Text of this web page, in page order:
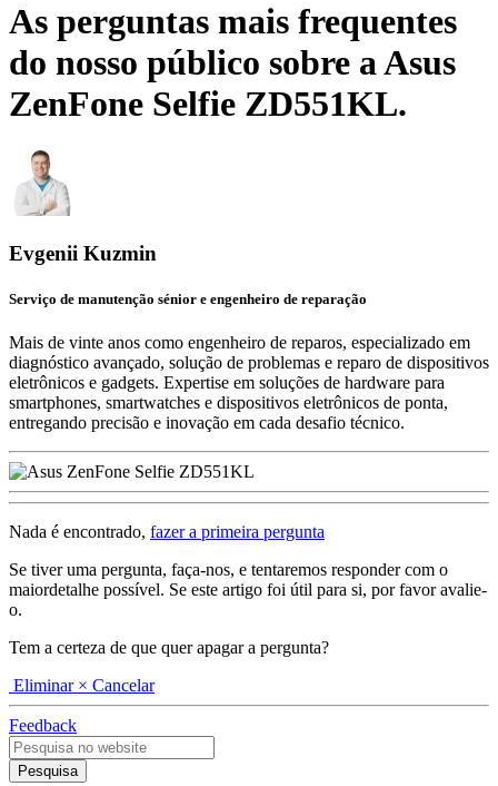
As perguntas mais frequentes
do nosso público sobre a Asus
ZenFone Selfie ZD551KL.
Evgenii Kuzmin
Serviço de manutenção sénior e engenheiro de reparação
Mais de vinte anos como engenheiro de reparos, especializado em
diagnóstico avançado, solução de problemas e reparo de dispositivos
eletrônicos e gadgets. Expertise em soluções de hardware para
smartphones, smartwatches e dispositivos eletrônicos de ponta,
entregando precisão e inovação em cada desafio técnico.
Nada é encontrado, fazer a primeira pergunta
Se tiver uma pergunta, faça-nos, e tentaremos responder com o
maiordetalhe possível. Se este artigo foi útil para si, por favor avalie-
o.
Tem a certeza de que quer apagar a pergunta?
Eliminar × Cancelar
Feedback